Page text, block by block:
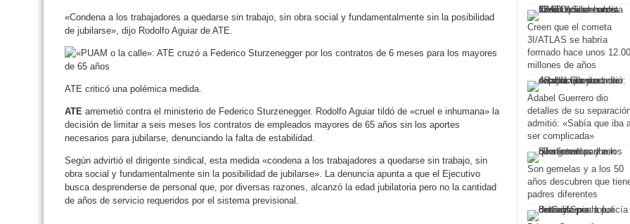
«Condena a los trabajadores a quedarse sin trabajo, sin obra social y fundamentalmente sin la posibilidad
de jubilarse», dijo Rodolfo Aguiar de ATE.
ATE criticó una polémica medida.
ATE arremetió contra el ministerio de Federico Sturzenegger. Rodolfo Aguiar tildó de «cruel e inhumana» la
decisión de limitar a seis meses los contratos de empleados mayores de 65 años sin los aportes
necesarios para jubilarse, denunciando la falta de estabilidad.
Según advirtió el dirigente sindical, esta medida «condena a los trabajadores a quedarse sin trabajo, sin
obra social y fundamentalmente sin la posibilidad de jubilarse». La denuncia apunta a que el Ejecutivo
busca desprenderse de personal que, por diversas razones, alcanzó la edad jubilatoria pero no la cantidad
de años de servicio requeridos por el sistema previsional.
Creen que el cometa
3I/ATLAS se habría
formado hace unos
millones de años
Adabel Guerrero dio
detalles de su
admitió: «Sabía que iba
ser complicada»
Son gemelas y a los 50
años descubren que
padres diferentes